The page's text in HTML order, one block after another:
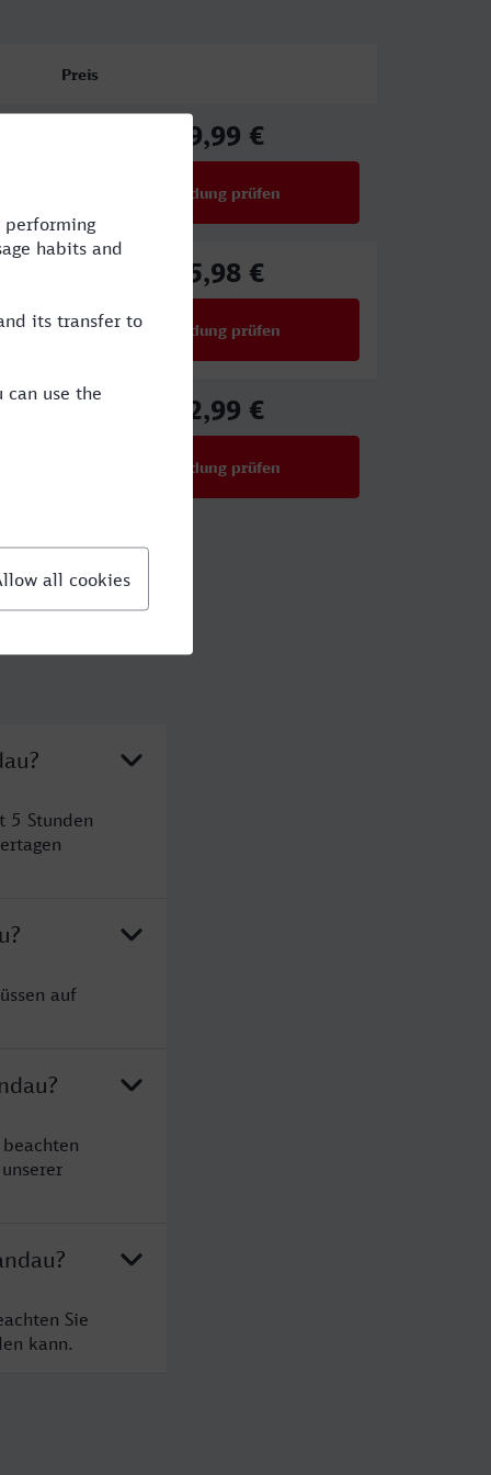
Preis
59,99 €
Verbindung prüfen
65,98 €
Verbindung prüfen
32,99 €
Verbindung prüfen
5 Stunden
auf
Sie
kann.